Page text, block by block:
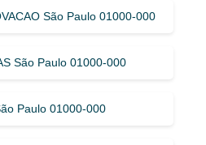
São Paulo 01000-000
São Paulo 01000-000
Paulo 01000-000